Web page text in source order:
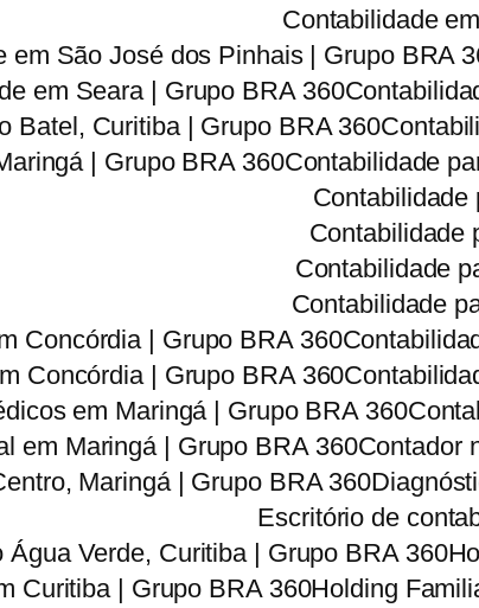
Contabilidade
em São José dos Pinhais | Grupo BRA
em Seara | Grupo BRA 360
Batel, Curitiba | Grupo BRA 360
| Grupo BRA 360Contabilidade
Contabilidade
Contabilidade
Contabilidade
Contabilidade
Concórdia | Grupo BRA 360
Concórdia | Grupo BRA 360
em Maringá | Grupo BRA 360
em Maringá | Grupo BRA 360Contador
Maringá | Grupo BRA 360
Escritório de
Verde, Curitiba | Grupo BRA 360
Curitiba | Grupo BRA 360Holding